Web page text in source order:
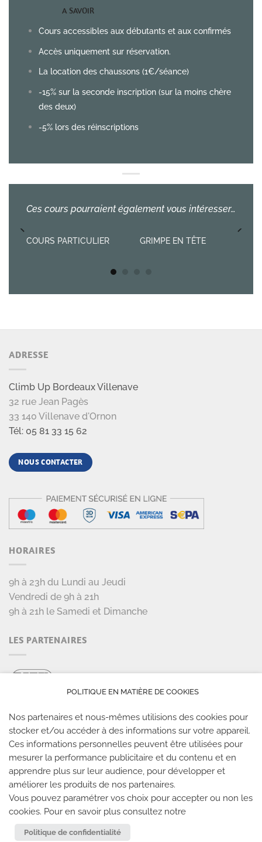
A SAVOIR
Cours accessibles aux débutants et aux confirmés
Accès uniquement sur réservation.
La location des chaussons (1€/séance)
-15% sur la seconde inscription (sur la moins chère
des deux)
-5% lors des réinscriptions
Ces cours pourraient également vous intéresser…
COURS PARTICULIER GRIMPE EN TÊTE
ADRESSE
Climb Up Bordeaux Villenave
32 rue Jean Pagès
33 140 Villenave d'Ornon
Tél: 05 81 33 15 62
NOUS CONTACTER
HORAIRES
9h à 23h du Lundi au Jeudi
Vendredi de 9h à 21h
9h à 21h le Samedi et Dimanche
LES PARTENAIRES
LES SALLES CLIMB UP
Climb Up vous accueille dans ses salles, partout en
France
POLITIQUE EN MATIÈRE DE COOKIES
Nos partenaires et nous-mêmes utilisions des cookies pour
stocker et/ou accéder à des informations sur votre appareil.
Ces informations personnelles peuvent être utilisées pour
mesurer la performance publicitaire et du contenu et en
apprendre plus sur leur audience, pour développer et
améliorer les produits de nos partenaires.
Vous pouvez paramétrer vos choix pour accepter ou non les
cookies. Pour en savoir plus consultez notre
Politique de confidentialité